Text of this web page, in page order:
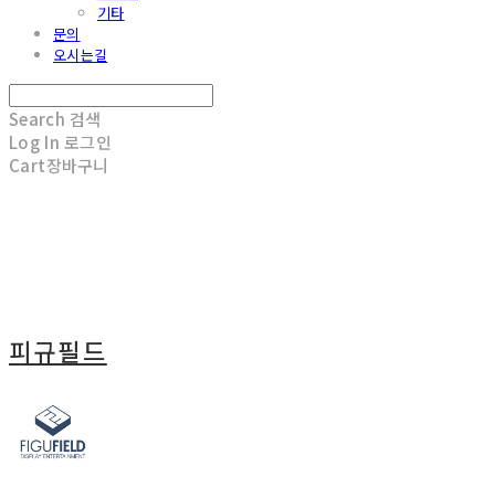
기타
문의
오시는길
Search 검색
Log In 로그인
Cart장바구니
피규필드